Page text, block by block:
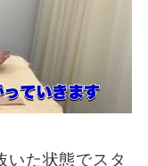
いた状態でスタ